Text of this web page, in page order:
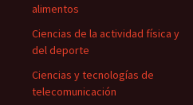
alimentos
Ciencias de la actividad física y
del deporte
Ciencias y tecnologías de
telecomunicación